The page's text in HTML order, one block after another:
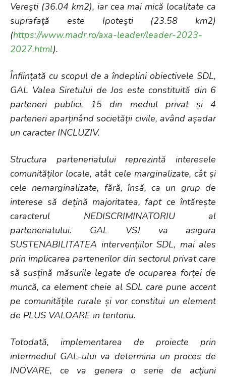
Vereşti (36.04 km2), iar cea mai mică localitate ca
suprafaţă este Ipoteşti (23.58 km2)
(https://www.madr.ro/axa-leader/leader-2023-
2027.html).
Înființată cu scopul de a îndeplini obiectivele SDL,
GAL Valea Siretului de Jos este constituită din 6
parteneri publici, 15 din mediul privat și 4
parteneri aparținând societății civile, având așadar
un caracter INCLUZIV.
Structura parteneriatului reprezintă interesele
comunităților locale, atât cele marginalizate, cât și
cele nemarginalizate, fără, însă, ca un grup de
interese să dețină majoritatea, fapt ce întărește
caracterul NEDISCRIMINATORIU al
parteneriatului. GAL VSJ va asigura
SUSTENABILITATEA intervențiilor SDL, mai ales
prin implicarea partenerilor din sectorul privat care
să susțină măsurile legate de ocuparea forței de
muncă, ca element cheie al SDL care pune accent
pe comunitățile rurale și vor constitui un element
de PLUS VALOARE in teritoriu.
Totodată, implementarea de proiecte prin
intermediul GAL-ului va determina un proces de
INOVARE, ce va genera o serie de acțiuni